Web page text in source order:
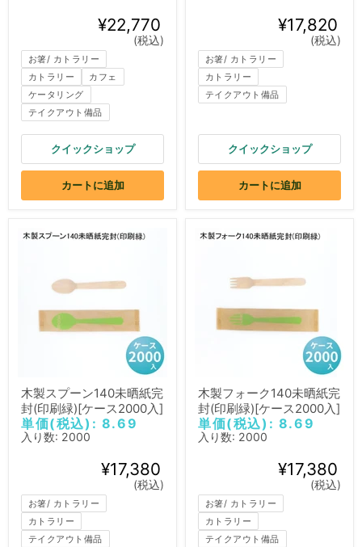
¥22,770
(税込)
お箸/ カトラリー
カトラリー
カフェ
ケータリング
テイクアウト備品
クイックショップ
カートに追加
¥17,820
(税込)
お箸/ カトラリー
カトラリー
テイクアウト備品
クイックショップ
カートに追加
木製スプーン140未晒紙完
封(印刷緑)[ケース2000入]
単価(税込): 8.69
入り数: 2000
¥17,380
(税込)
お箸/ カトラリー
カトラリー
テイクアウト備品
木製フォーク140未晒紙完
封(印刷緑)[ケース2000入]
単価(税込): 8.69
入り数: 2000
¥17,380
(税込)
お箸/ カトラリー
カトラリー
テイクアウト備品